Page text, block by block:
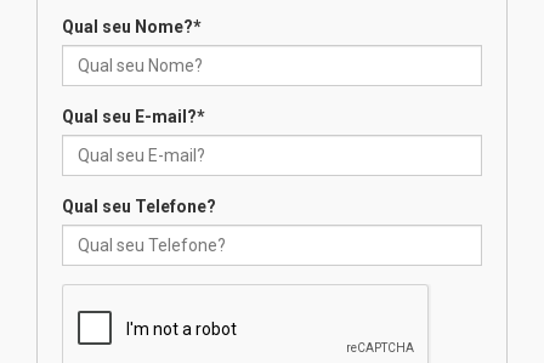
das novas tecnologias em
calouros do segundo semestre
04.08.2026
Qual seu Nome?*
Qual seu E-mail?*
Qual seu Telefone?